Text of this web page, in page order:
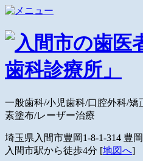
一般歯科/小児歯科/口腔外科/矯
素塗布/レーザー治療
埼玉県入間市豊岡1-8-1-314 豊
入間市駅から徒歩4分 [地図へ]